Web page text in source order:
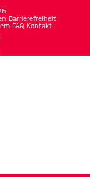
Barrierefreiheit
FAQ Kontakt